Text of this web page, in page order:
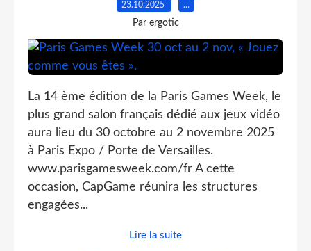
23.10.2025 …
Par ergotic
La 14 ème édition de la Paris Games Week, le
plus grand salon français dédié aux jeux vidéo
aura lieu du 30 octobre au 2 novembre 2025
à Paris Expo / Porte de Versailles.
www.parisgamesweek.com/fr A cette
occasion, CapGame réunira les structures
engagées...
Lire la suite